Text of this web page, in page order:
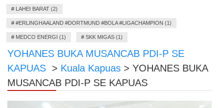
# LAHEI BARAT (2)
# #ERLINGHAALAND #DORTMUND #BOLA #LIGACHAMPION (1)
# MEDCO ENERGI (1) # SKK MIGAS (1)
YOHANES BUKA MUSANCAB PDI-P SE
KAPUAS > Kuala Kapuas > YOHANES BUKA
MUSANCAB PDI-P SE KAPUAS